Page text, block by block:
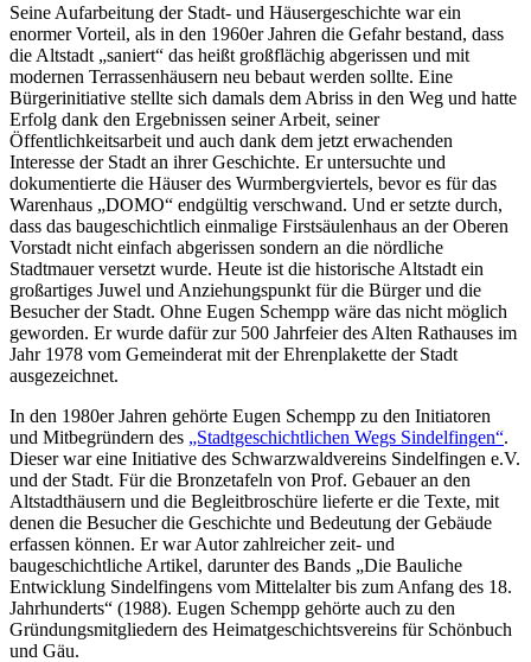
Seine Aufarbeitung der Stadt- und Häusergeschichte war ein
enormer Vorteil, als in den 1960er Jahren die Gefahr bestand, dass
die Altstadt „saniert“ das heißt großflächig abgerissen und mit
modernen Terrassenhäusern neu bebaut werden sollte. Eine
Bürgerinitiative stellte sich damals dem Abriss in den Weg und hatte
Erfolg dank den Ergebnissen seiner Arbeit, seiner
Öffentlichkeitsarbeit und auch dank dem jetzt erwachenden
Interesse der Stadt an ihrer Geschichte. Er untersuchte und
dokumentierte die Häuser des Wurmbergviertels, bevor es für das
Warenhaus „DOMO“ endgültig verschwand. Und er setzte durch,
dass das baugeschichtlich einmalige Firstsäulenhaus an der Oberen
Vorstadt nicht einfach abgerissen sondern an die nördliche
Stadtmauer versetzt wurde. Heute ist die historische Altstadt ein
großartiges Juwel und Anziehungspunkt für die Bürger und die
Besucher der Stadt. Ohne Eugen Schempp wäre das nicht möglich
geworden. Er wurde dafür zur 500 Jahrfeier des Alten Rathauses im
Jahr 1978 vom Gemeinderat mit der Ehrenplakette der Stadt
ausgezeichnet.
In den 1980er Jahren gehörte Eugen Schempp zu den Initiatoren
und Mitbegründern des „Stadtgeschichtlichen Wegs Sindelfingen“.
Dieser war eine Initiative des Schwarzwaldvereins Sindelfingen e.V.
und der Stadt. Für die Bronzetafeln von Prof. Gebauer an den
Altstadthäusern und die Begleitbroschüre lieferte er die Texte, mit
denen die Besucher die Geschichte und Bedeutung der Gebäude
erfassen können. Er war Autor zahlreicher zeit- und
baugeschichtliche Artikel, darunter des Bands „Die Bauliche
Entwicklung Sindelfingens vom Mittelalter bis zum Anfang des 18.
Jahrhunderts“ (1988). Eugen Schempp gehörte auch zu den
Gründungsmitgliedern des Heimatgeschichtsvereins für Schönbuch
und Gäu.